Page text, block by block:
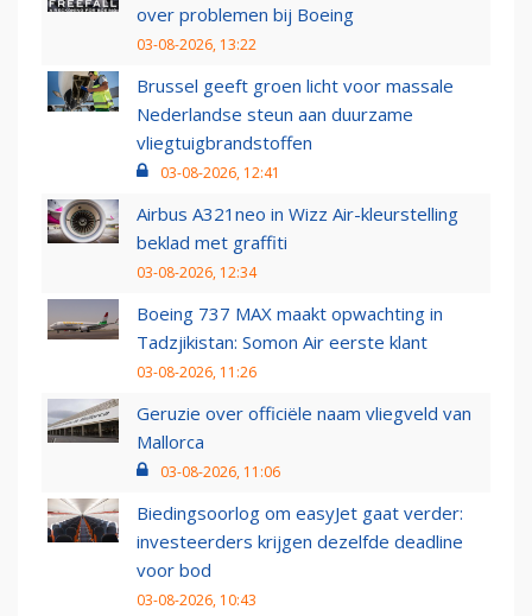
over problemen bij Boeing
03-08-2026, 13:22
Brussel geeft groen licht voor massale
Nederlandse steun aan duurzame
vliegtuigbrandstoffen
03-08-2026, 12:41
Airbus A321neo in Wizz Air-kleurstelling
beklad met graffiti
03-08-2026, 12:34
Boeing 737 MAX maakt opwachting in
Tadzjikistan: Somon Air eerste klant
03-08-2026, 11:26
Geruzie over officiële naam vliegveld van
Mallorca
03-08-2026, 11:06
Biedingsoorlog om easyJet gaat verder:
investeerders krijgen dezelfde deadline
voor bod
03-08-2026, 10:43